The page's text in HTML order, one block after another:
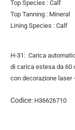
Top Species : Calf
Top Tanning : Mineral
Lining Species : Calf
H-31: Carica
di carica estesa da 60
con decorazione laser
Codice: H36626710